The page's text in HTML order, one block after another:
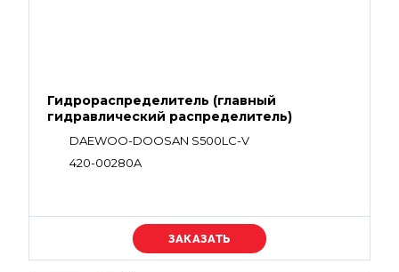
Гидрораспределитель (главный
гидравлический распределитель)
DAEWOO-DOOSAN S500LC-V
420-00280A
Уточняйте цену